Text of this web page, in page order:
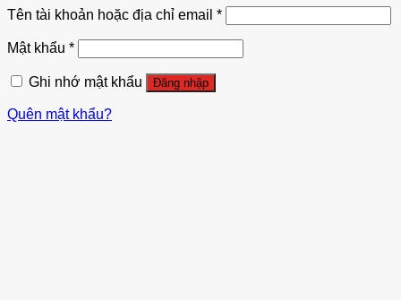
Tên tài khoản hoặc địa chỉ email *
Mật khẩu *
Ghi nhớ mật khẩu Đăng nhập
Quên mật khẩu?